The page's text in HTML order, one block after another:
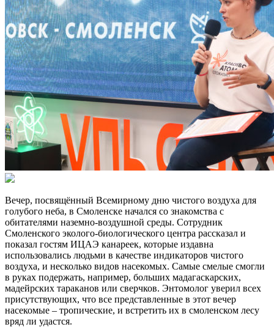
Вечер, посвящённый Всемирному дню чистого воздуха для
голубого неба, в Смоленске начался со знакомства с
обитателями наземно-воздушной среды. Сотрудник
Смоленского эколого-биологического центра рассказал и
показал гостям ИЦАЭ канареек, которые издавна
использовались людьми в качестве индикаторов чистого
воздуха, и несколько видов насекомых. Самые смелые смогли
в руках подержать, например, больших мадагаскарских,
мадейрских тараканов или сверчков. Энтомолог уверил всех
присутствующих, что все представленные в этот вечер
насекомые – тропические, и встретить их в смоленском лесу
вряд ли удастся.